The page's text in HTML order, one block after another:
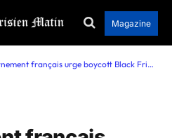
Magazine
français urge boycott Black Friday pour raisons environnement